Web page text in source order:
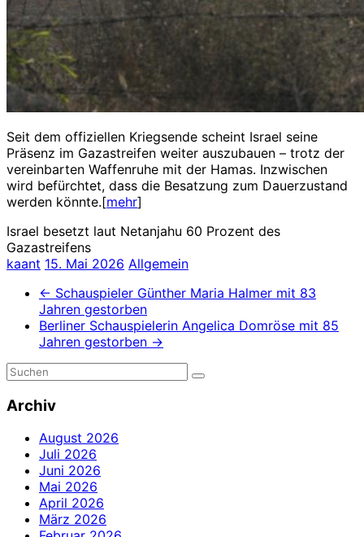
Seit dem offiziellen Kriegsende scheint Israel seine
Präsenz im Gazastreifen weiter auszubauen – trotz der
vereinbarten Waffenruhe mit der Hamas. Inzwischen
wird befürchtet, dass die Besatzung zum Dauerzustand
werden könnte.[mehr]
Israel besetzt laut Netanjahu 60 Prozent des
Gazastreifens
kaant 15. Mai 2026 Allgemein
← Schauspieler Günther Maria Halmer mit 83
Jahren gestorben
Berliner Schauspielerin Angelica Domröse mit 85
Jahren gestorben →
Archiv
August 2026
Juli 2026
Juni 2026
Mai 2026
April 2026
März 2026